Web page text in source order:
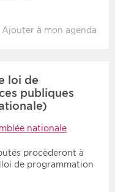
Ajouter à mon agenda
loi de
publiques
nationale
procèderont à
de programmation